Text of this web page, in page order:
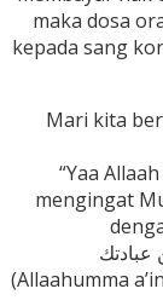
maka dosa
kepada sang
Mari kita
“Yaa
mengingat
(Allaahumma